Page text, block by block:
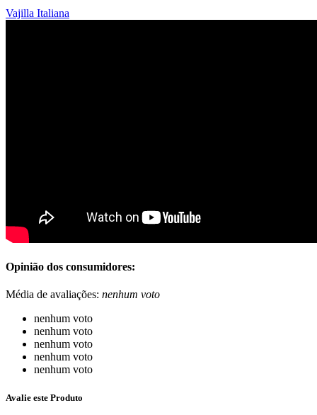
Vajilla Italiana
Opinião dos consumidores:
Média de avaliações: nenhum voto
nenhum voto
nenhum voto
nenhum voto
nenhum voto
nenhum voto
Avalie este Produto